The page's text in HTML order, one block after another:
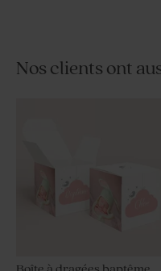
Nos clients ont